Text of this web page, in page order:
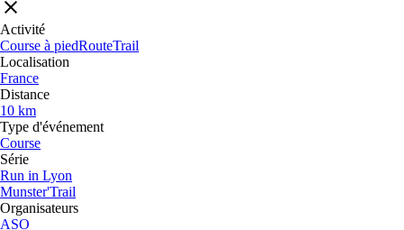
Activité
Course à piedRouteTrail
Localisation
France
Distance
10 km
Type d'événement
Course
Série
Run in Lyon
Munster'Trail
Organisateurs
ASO